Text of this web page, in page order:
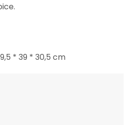
* 39 * 30,5 cm